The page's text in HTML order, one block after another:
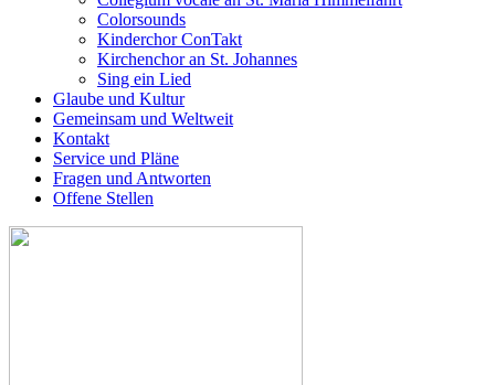
Colorsounds
Kinderchor ConTakt
Kirchenchor an St. Johannes
Sing ein Lied
Glaube und Kultur
Gemeinsam und Weltweit
Kontakt
Service und Pläne
Fragen und Antworten
Offene Stellen